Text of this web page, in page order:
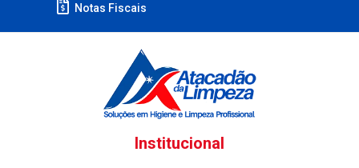
Notas Fiscais
Institucional